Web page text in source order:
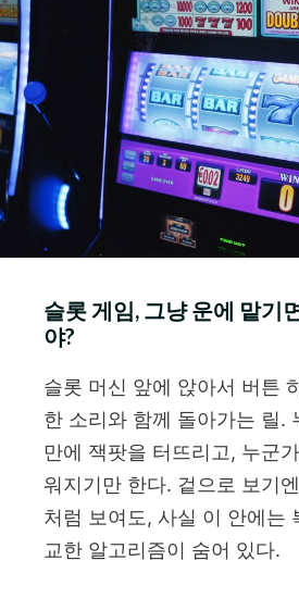
슬롯 게임, 그냥 운에 맡기
야?
슬롯 머신 앞에 앉아서 버튼
한 소리와 함께 돌아가는 릴.
만에 잭팟을 터뜨리고, 누군
워지기만 한다. 겉으로 보기
처럼 보여도, 사실 이 안에는
교한 알고리즘이 숨어 있다.